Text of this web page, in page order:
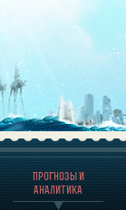
ПРОГНОЗЫ И
АНАЛИТИКА